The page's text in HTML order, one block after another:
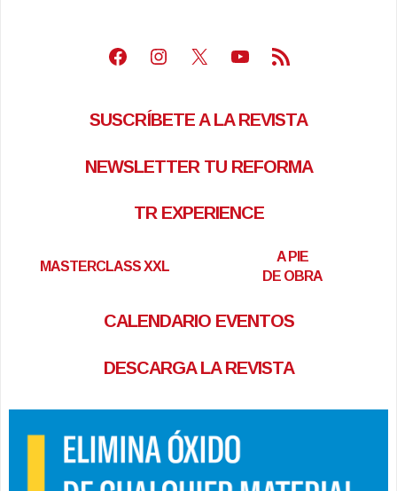
Facebook
Instagram
X Youtube
Feed RSS
SUSCRÍBETE A LA REVISTA
NEWSLETTER TU REFORMA
TR EXPERIENCE
MASTERCLASS XXL
A PIE
DE OBRA
CALENDARIO EVENTOS
DESCARGA LA REVISTA